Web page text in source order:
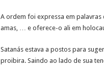
A ordem foi expressa em
amas, … e oferece-o ali em
Satanás estava a postos para
proibira. Saindo ao lado de sua